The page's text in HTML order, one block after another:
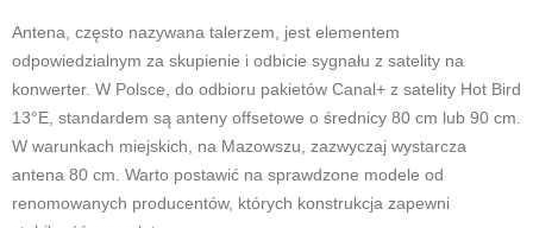
Antena, często nazywana talerzem, jest elementem
odpowiedzialnym za skupienie i odbicie sygnału z satelity na
konwerter. W Polsce, do odbioru pakietów Canal+ z satelity Hot Bird
13°E, standardem są anteny offsetowe o średnicy 80 cm lub 90 cm.
W warunkach miejskich, na Mazowszu, zazwyczaj wystarcza
antena 80 cm. Warto postawić na sprawdzone modele od
renomowanych producentów, których konstrukcja zapewni